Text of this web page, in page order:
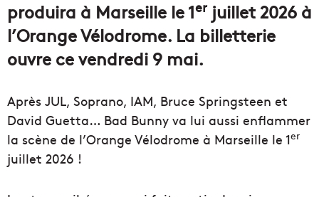
produira à Marseille le 1er juillet 2026 à
l’Orange Vélodrome. La billetterie
ouvre ce vendredi 9 mai.
Après JUL, Soprano, IAM, Bruce Springsteen et
David Guetta… Bad Bunny va lui aussi enflammer
la scène de l’Orange Vélodrome à Marseille le 1er
juillet 2026 !